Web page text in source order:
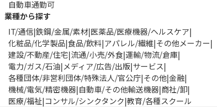
自動車通勤可
業種から探す
IT/通信 鉄鋼/金属/素材 医薬品/医療機器/ヘルスケア
化粧品/化学製品 食品/飲料 アパレル/繊維 その他メーカー
建設/不動産/住宅 流通/小売/外食 運輸/物流/倉庫
電力/ガス/石油 メディア/広告/出版 サービス
各種団体/非営利団体/特殊法人/官公庁 その他 金融
機械/電気/精密機器 自動車/その他輸送機器 商社/卸
医療/福祉 コンサル/シンクタンク 教育/各種スクール